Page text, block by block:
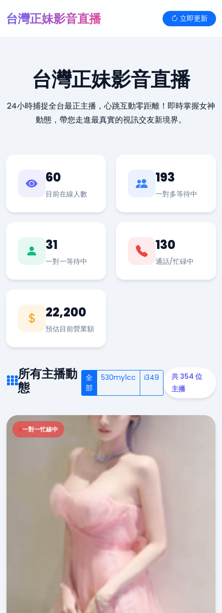
台灣正妹影音直播 立即更新
台灣正妹影音直播
24小時捕捉全台最正主播，心跳互動零距離！即時掌握女神
動態，帶您走進最真實的視訊交友新境界。
60
目前在線人數
193
一對多等待中
31
一對一等待中
130
通話/忙碌中
22,200
預估目前營業額
所有主播動
態
全
部
530my1cc i349
共 354 位
主播
一對一忙線中